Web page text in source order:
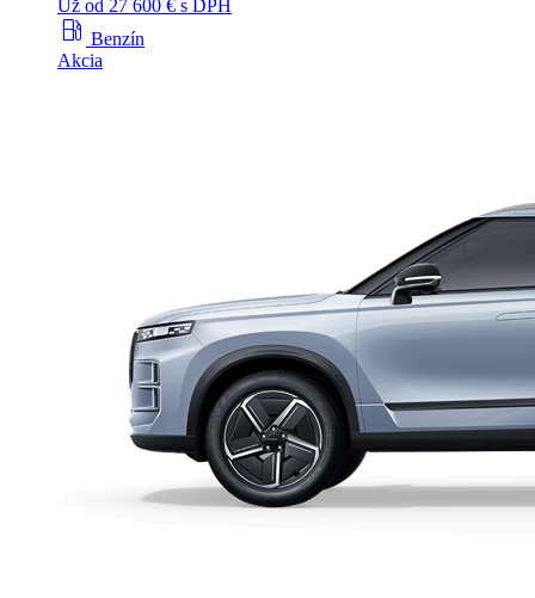
Už od 27 600 € s DPH
local_gas_station Benzín
Akcia